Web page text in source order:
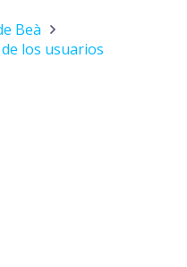
Beà
los usuarios